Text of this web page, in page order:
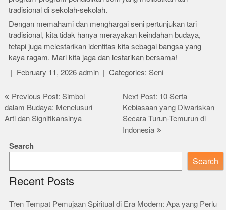
tradisional di sekolah-sekolah.
Dengan memahami dan menghargai seni pertunjukan tari
tradisional, kita tidak hanya merayakan keindahan budaya,
tetapi juga melestarikan identitas kita sebagai bangsa yang
kaya ragam. Mari kita jaga dan lestarikan bersama!
February 11, 2026 admin Categories:Seni
Post
navigation
Previous Post: Simbol
dalam Budaya: Menelusuri
Arti dan Signifikansinya
Next Post: 10 Serta
Kebiasaan yang Diwariskan
Secara Turun-Temurun di
Indonesia
Search
Search
Recent Posts
Tren Tempat Pemujaan Spiritual di Era Modern: Apa yang Perlu